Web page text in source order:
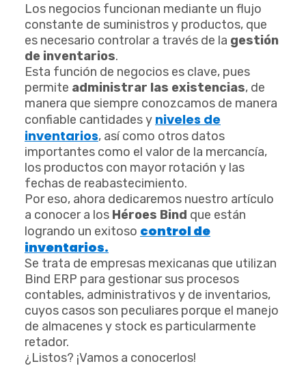
Los negocios funcionan mediante un flujo
constante de suministros y productos, que
es necesario controlar a través de la gestión
de inventarios.
Esta función de negocios es clave, pues
permite administrar las existencias, de
manera que siempre conozcamos de manera
confiable cantidades y niveles de
inventarios, así como otros datos
importantes como el valor de la mercancía,
los productos con mayor rotación y las
fechas de reabastecimiento.
Por eso, ahora dedicaremos nuestro artículo
a conocer a los Héroes Bind que están
logrando un exitoso control de
inventarios.
Se trata de empresas mexicanas que utilizan
Bind ERP para gestionar sus procesos
contables, administrativos y de inventarios,
cuyos casos son peculiares porque el manejo
de almacenes y stock es particularmente
retador.
¿Listos? ¡Vamos a conocerlos!